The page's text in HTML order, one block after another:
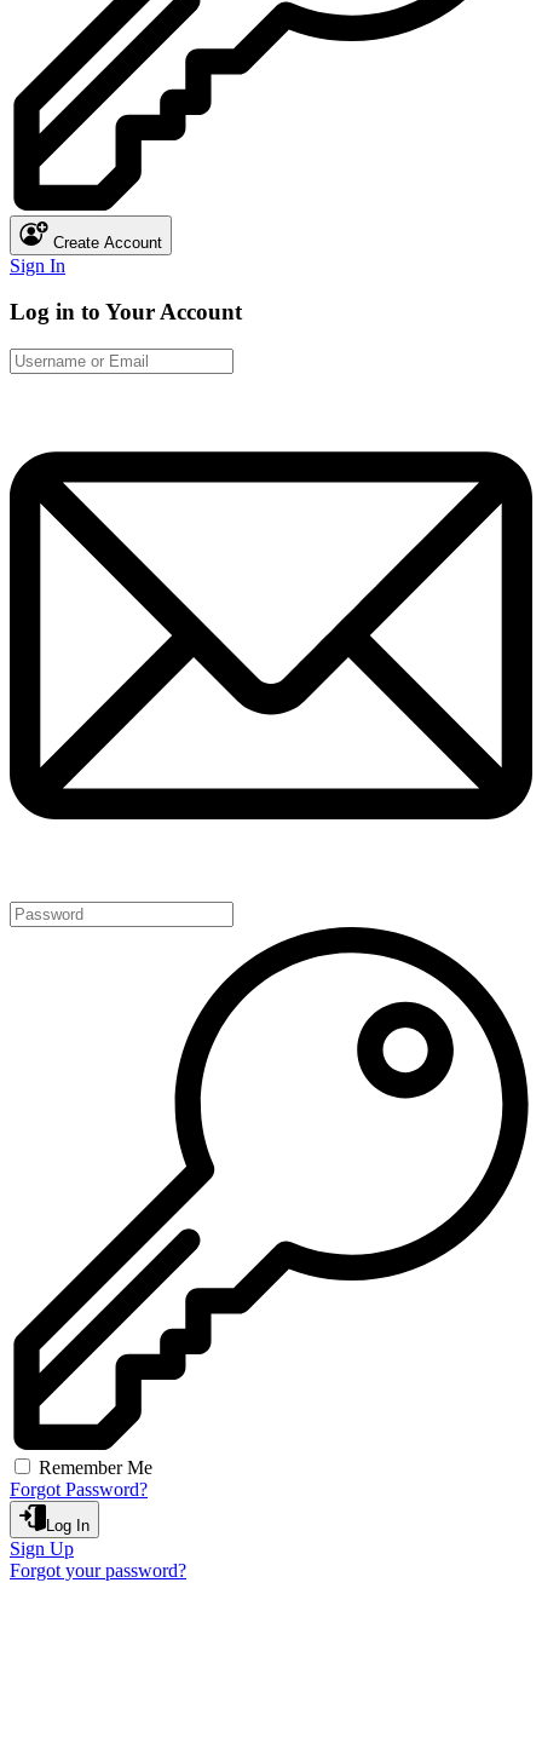
Create Account
Sign In
Log in to Your Account
Remember Me
Forgot Password?
Log In
Sign Up
Forgot your password?